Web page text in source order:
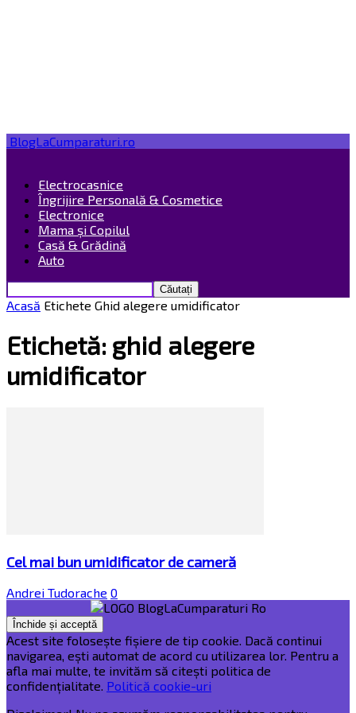
BlogLaCumparaturi.ro
Electrocasnice
Îngrijire Personală & Cosmetice
Electronice
Mama și Copilul
Casă & Grădină
Auto
Acasă Etichete Ghid alegere umidificator
Etichetă: ghid alegere
umidificator
Cel mai bun umidificator de cameră
Andrei Tudorache 0
Acest site folosește fișiere de tip cookie. Dacă continui
navigarea, ești automat de acord cu utilizarea lor. Pentru a
afla mai multe, te invităm să citești politica de
confidențialitate. Politică cookie-uri